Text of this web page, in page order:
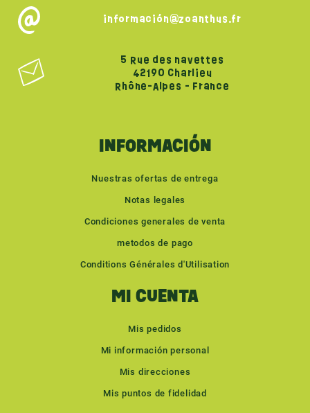
información@zoanthus.fr
5 Rue des navettes
42190 Charlieu
Rhône-Alpes - France
INFORMACIÓN
Nuestras ofertas de entrega
Notas legales
Condiciones generales de venta
metodos de pago
Conditions Générales d'Utilisation
MI CUENTA
Mis pedidos
Mi información personal
Mis direcciones
Mis puntos de fidelidad